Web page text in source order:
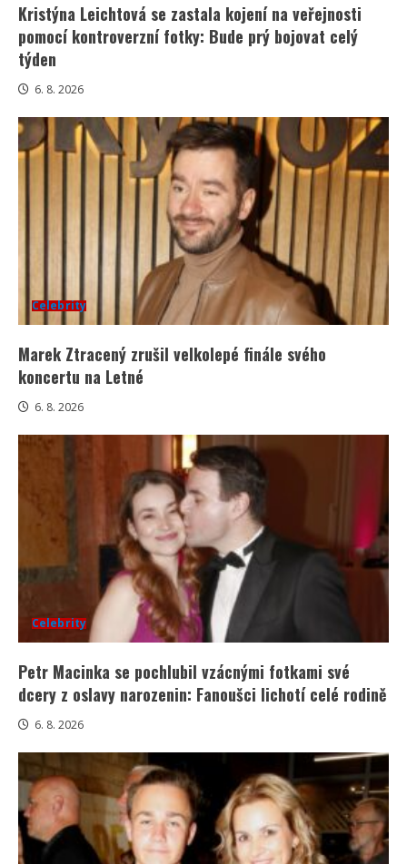
Kristýna Leichtová se zastala kojení na veřejnosti
pomocí kontroverzní fotky: Bude prý bojovat celý
týden
6. 8. 2026
Celebrity
Marek Ztracený zrušil velkolepé finále svého
koncertu na Letné
6. 8. 2026
Celebrity
Petr Macinka se pochlubil vzácnými fotkami své
dcery z oslavy narozenin: Fanoušci lichotí celé rodině
6. 8. 2026